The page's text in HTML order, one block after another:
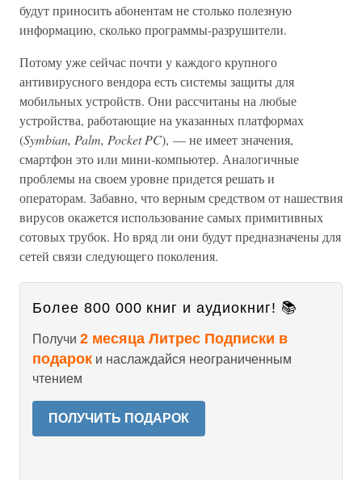
будут приносить абонентам не столько полезную
информацию, сколько программы-разрушители.
Потому уже сейчас почти у каждого крупного
антивирусного вендора есть системы защиты для
мобильных устройств. Они рассчитаны на любые
устройства, работающие на указанных платформах
(Symbian, Palm, Pocket PC), — не имеет значения,
смартфон это или мини-компьютер. Аналогичные
проблемы на своем уровне придется решать и
операторам. Забавно, что верным средством от нашествия
вирусов окажется использование самых примитивных
сотовых трубок. Но вряд ли они будут предназначены для
сетей связи следующего поколения.
Более 800 000 книг и аудиокниг! 📚
Получи 2 месяца Литрес Подписки в
подарок и наслаждайся неограниченным
чтением
ПОЛУЧИТЬ ПОДАРОК